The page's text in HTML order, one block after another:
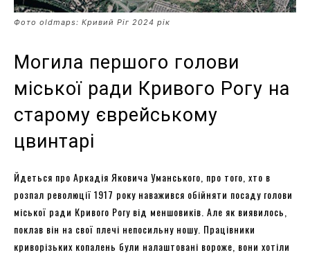
Фото oldmaps: Кривий Ріг 2024 рік
Могила першого голови
міської ради Кривого Рогу на
старому єврейському
цвинтарі
Йдеться про Аркадія Яковича Уманського, про того, хто в
розпал революції 1917 року наважився обійняти посаду голови
міської ради Кривого Рогу від меншовиків. Але як виявилось,
поклав він на свої плечі непосильну ношу. Працівники
криворізьких копалень були налаштовані вороже, вони хотіли